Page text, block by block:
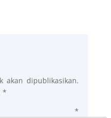
akan dipublikasikan.
*
*